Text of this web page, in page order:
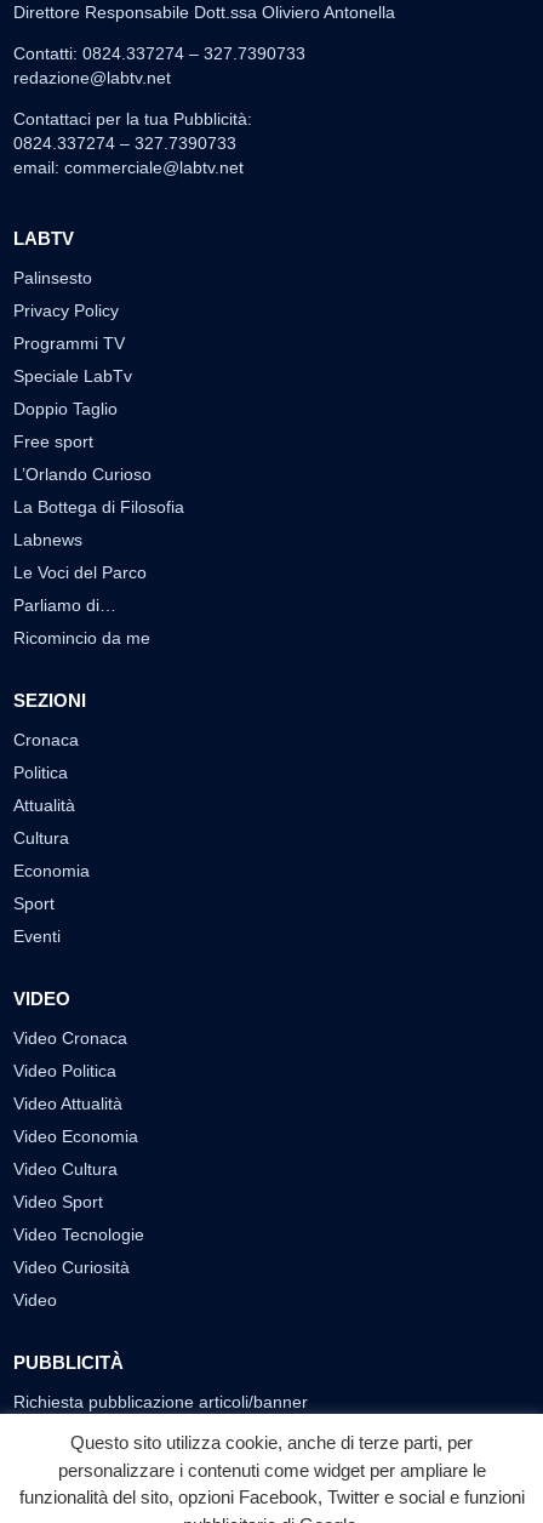
Direttore Responsabile Dott.ssa Oliviero Antonella
Contatti: 0824.337274 – 327.7390733
redazione@labtv.net
Contattaci per la tua Pubblicità:
0824.337274 – 327.7390733
email: commerciale@labtv.net
LABTV
Palinsesto
Privacy Policy
Programmi TV
Speciale LabTv
Doppio Taglio
Free sport
L’Orlando Curioso
La Bottega di Filosofia
Labnews
Le Voci del Parco
Parliamo di…
Ricomincio da me
SEZIONI
Cronaca
Politica
Attualità
Cultura
Economia
Sport
Eventi
VIDEO
Video Cronaca
Video Politica
Video Attualità
Video Economia
Video Cultura
Video Sport
Video Tecnologie
Video Curiosità
Video
PUBBLICITÀ
Richiesta pubblicazione articoli/banner
SEGUICI SUI SOCIAL
f ◎ ▶
Questo sito utilizza cookie, anche di terze parti, per
personalizzare i contenuti come widget per ampliare le
funzionalità del sito, opzioni Facebook, Twitter e social e funzioni